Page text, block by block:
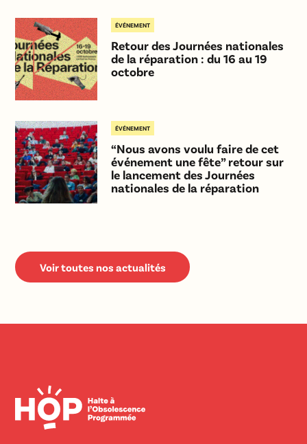
ÉVÉNEMENT
Retour des Journées nationales
de la réparation : du 16 au 19
octobre
ÉVÉNEMENT
“Nous avons voulu faire de cet
événement une fête” retour sur
le lancement des Journées
nationales de la réparation
Voir toutes nos actualités